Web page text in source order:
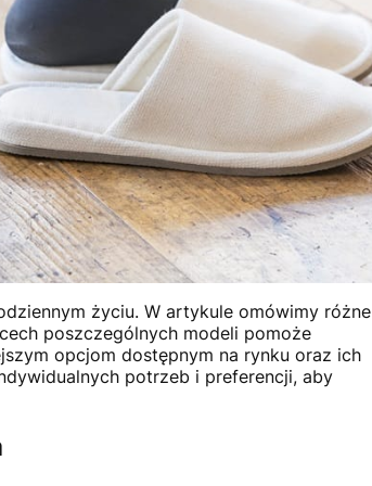
życiu. W artykule omówimy różne
poszczególnych modeli pomoże
opcjom dostępnym na rynku oraz ich
potrzeb i preferencji, aby